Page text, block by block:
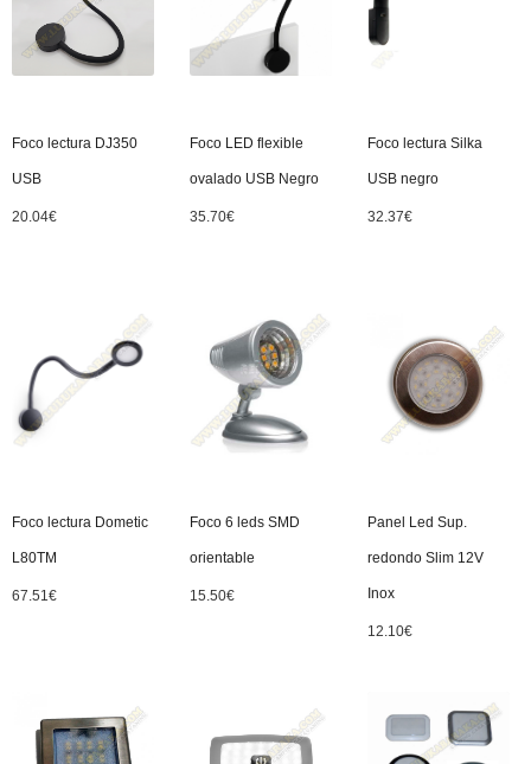
Foco lectura DJ350
USB
20.04€
Foco LED flexible
ovalado USB Negro
35.70€
Foco lectura Silka
USB negro
32.37€
Foco lectura Dometic
L80TM
67.51€
Foco 6 leds SMD
orientable
15.50€
Panel Led Sup.
redondo Slim 12V
Inox
12.10€